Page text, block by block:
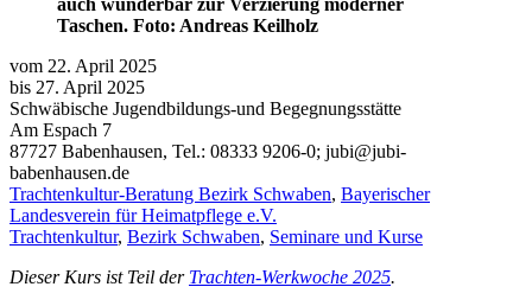
auch wunderbar zur Verzierung moderner
Taschen. Foto: Andreas Keilholz
vom 22. April 2025
bis 27. April 2025
Schwäbische Jugendbildungs-und Begegnungsstätte
Am Espach 7
87727 Babenhausen, Tel.: 08333 9206-0; jubi@jubi-
babenhausen.de
Trachtenkultur-Beratung Bezirk Schwaben, Bayerischer
Landesverein für Heimatpflege e.V.
Trachtenkultur, Bezirk Schwaben, Seminare und Kurse
Dieser Kurs ist Teil der Trachten-Werkwoche 2025.